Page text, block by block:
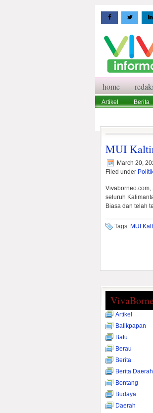
home
Artikel Berita
MUI
March 20,
Filed under
seluruh
Biasa dan telah
Tags: MUI
Artikel
Balikpapan
Batu
Berau
Berita
Berita Daerah
Bontang
Budaya
Daerah